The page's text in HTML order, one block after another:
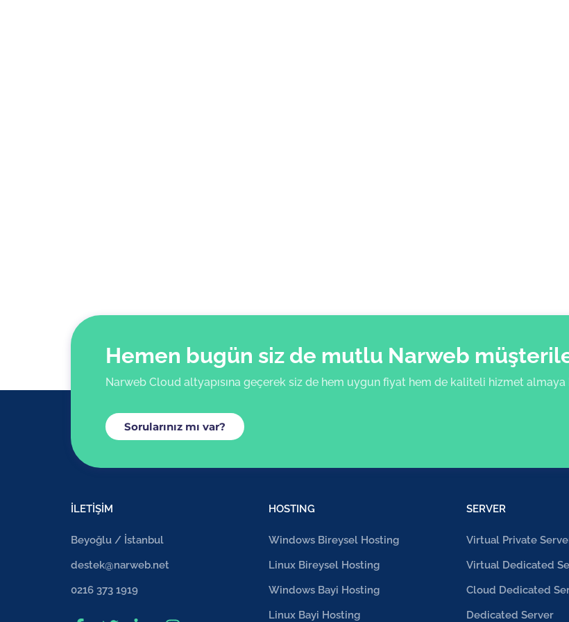
Hemen bugün siz de mutlu Narweb
Narweb Cloud altyapısına geçerek siz de hem uygun fiyat hem de kaliteli hizmet
Sorularınız mı var?
İLETİŞİM
Beyoğlu / İstanbul
destek@narweb.net
0216 373 1919
HOSTING
Windows Bireysel Hosting
Linux Bireysel Hosting
Windows Bayi Hosting
Linux Bayi Hosting
SERVER
Virtual Private
Virtual Dedicated
Cloud Dedicated
Dedicated Server